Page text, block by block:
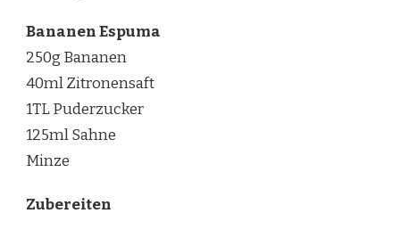
Bananen Espuma
250g Bananen
40ml Zitronensaft
1TL Puderzucker
125ml Sahne
Minze
Zubereiten